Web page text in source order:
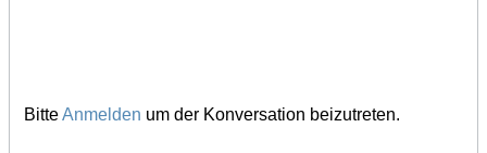
BitteAnmelden um der Konversation beizutreten.